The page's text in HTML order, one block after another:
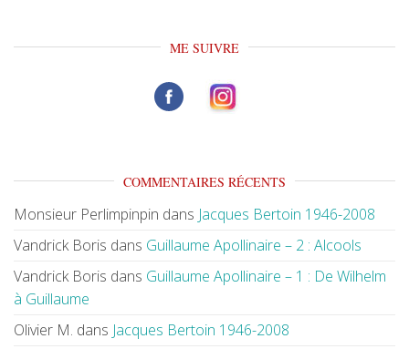
ME SUIVRE
COMMENTAIRES RÉCENTS
Monsieur Perlimpinpin dans Jacques Bertoin 1946-2008
Vandrick Boris dans Guillaume Apollinaire – 2 : Alcools
Vandrick Boris dans Guillaume Apollinaire – 1 : De Wilhelm
à Guillaume
Olivier M. dans Jacques Bertoin 1946-2008